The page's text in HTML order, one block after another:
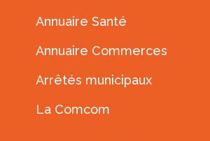
Annuaire Santé
Annuaire Commerces
Arrêtés municipaux
La Comcom